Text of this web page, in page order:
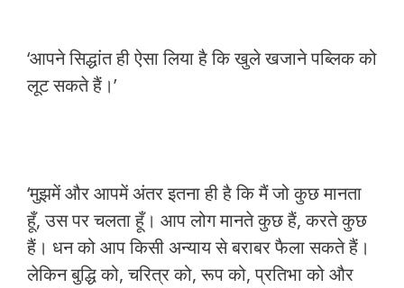
‘आपने सिद्धांत ही ऐसा लिया है कि खुले खजाने पब्लिक को
लूट सकते हैं।’
‘मुझमें और आपमें अंतर इतना ही है कि मैं जो कुछ मानता
हूँ, उस पर चलता हूँ। आप लोग मानते कुछ हैं, करते कुछ
हैं। धन को आप किसी अन्याय से बराबर फैला सकते हैं।
लेकिन बुद्धि को, चरित्र को, रूप को, प्रतिभा को और